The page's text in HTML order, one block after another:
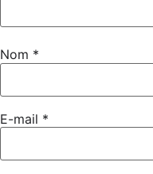
Nom *
E-mail *